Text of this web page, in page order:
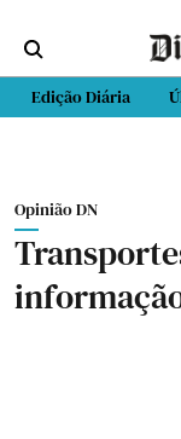
Edição Diária
Opinião DN